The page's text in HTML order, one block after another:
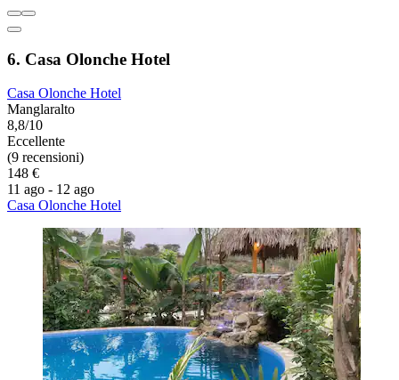
6. Casa Olonche Hotel
Casa Olonche Hotel
Manglaralto
8,8/10
Eccellente
(9 recensioni)
148 €
11 ago - 12 ago
Casa Olonche Hotel